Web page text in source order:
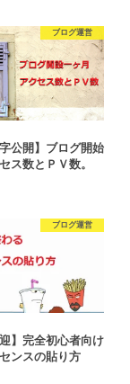
ブログ運営
公開】ブログ開始
ス数とＰＶ数。
ブログ運営
】完全初心者向け
ンスの貼り方